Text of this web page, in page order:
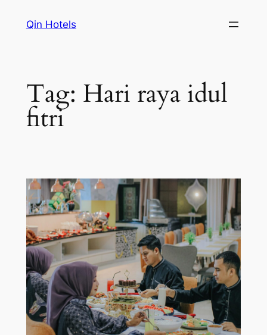
Qin Hotels
Tag: Hari raya idul
fitri